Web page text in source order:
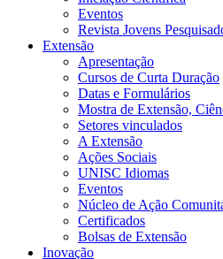
Eventos
Revista Jovens
Extensão
Apresentação
Cursos de Curta Duração
Datas e Formulários
Mostra de Extensão,
Setores vinculados
A Extensão
Ações Sociais
UNISC Idiomas
Eventos
Núcleo de Ação
Certificados
Bolsas de Extensão
Inovação